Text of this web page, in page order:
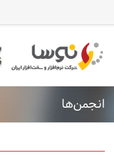
انجمن‌ها